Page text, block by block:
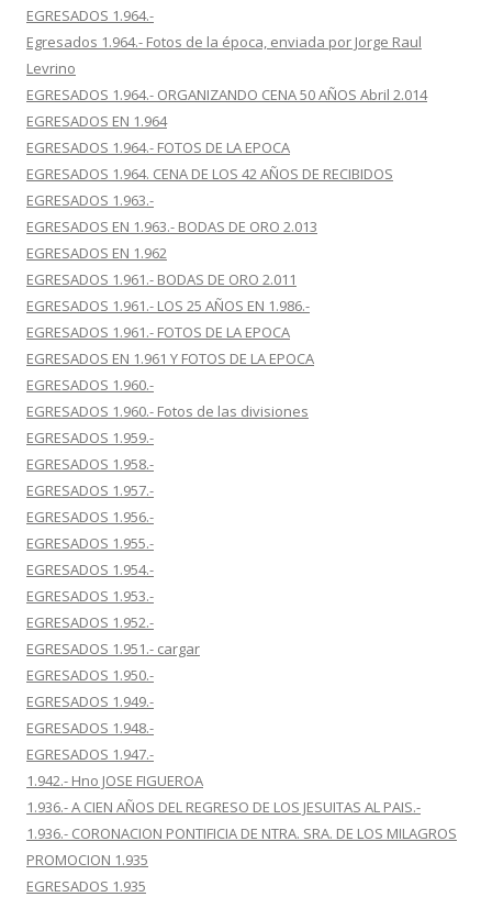
EGRESADOS 1.964.-
Egresados 1.964.- Fotos de la época, enviada por Jorge Raul
Levrino
EGRESADOS 1.964.- ORGANIZANDO CENA 50 AÑOS Abril 2.014
EGRESADOS EN 1.964
EGRESADOS 1.964.- FOTOS DE LA EPOCA
EGRESADOS 1.964. CENA DE LOS 42 AÑOS DE RECIBIDOS
EGRESADOS 1.963.-
EGRESADOS EN 1.963.- BODAS DE ORO 2.013
EGRESADOS EN 1.962
EGRESADOS 1.961.- BODAS DE ORO 2.011
EGRESADOS 1.961.- LOS 25 AÑOS EN 1.986.-
EGRESADOS 1.961.- FOTOS DE LA EPOCA
EGRESADOS EN 1.961 Y FOTOS DE LA EPOCA
EGRESADOS 1.960.-
EGRESADOS 1.960.- Fotos de las divisiones
EGRESADOS 1.959.-
EGRESADOS 1.958.-
EGRESADOS 1.957.-
EGRESADOS 1.956.-
EGRESADOS 1.955.-
EGRESADOS 1.954.-
EGRESADOS 1.953.-
EGRESADOS 1.952.-
EGRESADOS 1.951.- cargar
EGRESADOS 1.950.-
EGRESADOS 1.949.-
EGRESADOS 1.948.-
EGRESADOS 1.947.-
1.942.- Hno JOSE FIGUEROA
1.936.- A CIEN AÑOS DEL REGRESO DE LOS JESUITAS AL PAIS.-
1.936.- CORONACION PONTIFICIA DE NTRA. SRA. DE LOS MILAGROS
PROMOCION 1.935
EGRESADOS 1.935